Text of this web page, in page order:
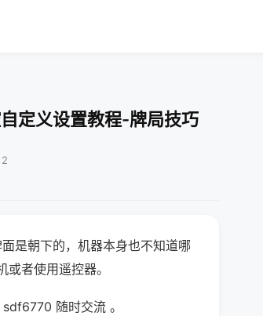
定义设置教程-牌局技巧
是朝下的，机器本身也不知道哪
者使用遥控器。
随时交流 。